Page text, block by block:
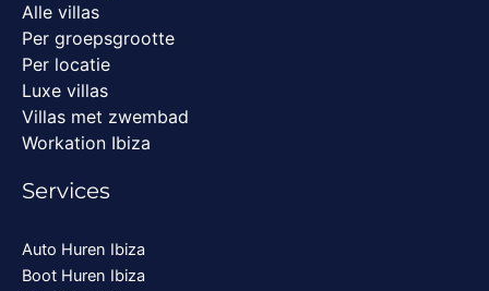
Alle villas
Per groepsgrootte
Per locatie
Luxe villas
Villas met zwembad
Workation Ibiza
Services
Auto Huren Ibiza
Boot Huren Ibiza